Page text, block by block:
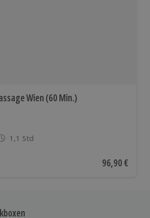
Wien (60 Min.)
1,1 Std
basierend auf 2 BewertungenAktueller
96,90 €